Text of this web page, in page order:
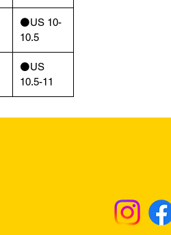
⚫️US 10-
10.5
⚫️US
10.5-11